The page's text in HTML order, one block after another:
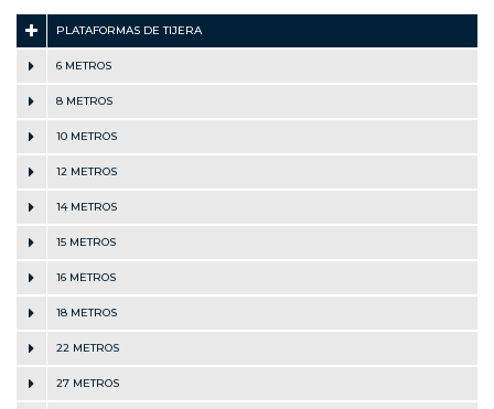
PLATAFORMAS DE TIJERA
6 METROS
8 METROS
10 METROS
12 METROS
14 METROS
15 METROS
16 METROS
18 METROS
22 METROS
27 METROS